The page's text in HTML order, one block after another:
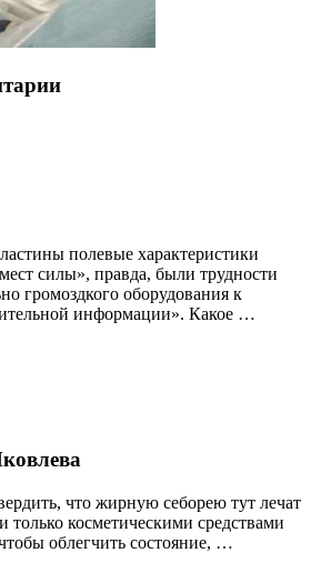
полевые характеристики
силы», правда, были трудности
громоздкого оборудования к
информации». Какое …
что жирную себорею тут лечат
косметическими средствами
облегчить состояние, …